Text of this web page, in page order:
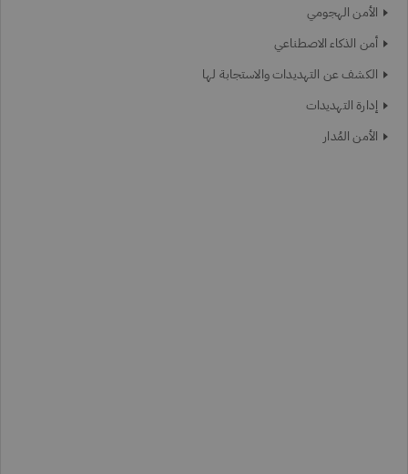
الأمن الهجومي
أمن الذكاء الاصطناعي
الكشف عن التهديدات والاستجابة لها
إدارة التهديدات
الأمن المُدار